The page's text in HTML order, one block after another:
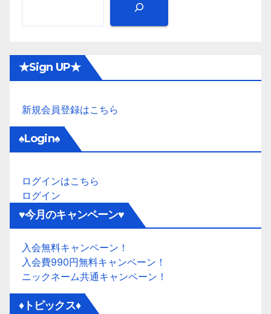
★Sign UP★
新規会員登録はこちら
♠Login♠
ログインはこちら
ログイン
♥今月のキャンペーン♥
入会無料キャンペーン！
入会費990円無料キャンペーン！
ニックネーム共通キャンペーン！
♦トピックス♦